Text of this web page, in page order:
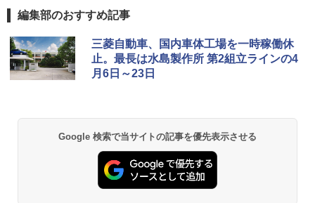
編集部のおすすめ記事
三菱自動車、国内車体工場を一時稼働休
止。最長は水島製作所 第2組立ラインの4
月6日～23日
Google 検索で当サイトの記事を優先表示させる